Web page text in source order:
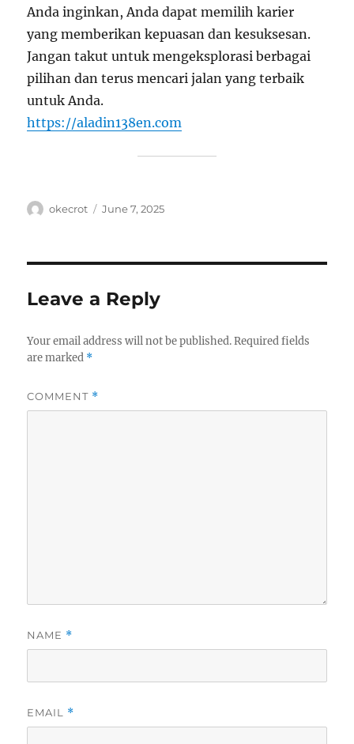
Anda inginkan, Anda dapat memilih karier
yang memberikan kepuasan dan kesuksesan.
Jangan takut untuk mengeksplorasi berbagai
pilihan dan terus mencari jalan yang terbaik
untuk Anda.
https://aladin138en.com
Author
okecrot
Posted
June 7, 2025
Leave a Reply
Your email address will not be published. Required fields
are marked *
COMMENT *
NAME *
EMAIL *